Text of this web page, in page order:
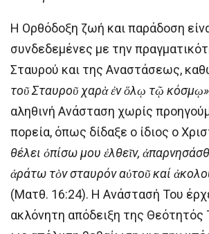
Η Ορθόδοξη ζωή και παράδοση
συνδεδεμένες με την
Σταυρού και της Αναστάσεως,
τοῦ Σταυροῦ χαρὰ ἐν ὅλῳ τῷ κόσμῳ»
αληθινή Ανάσταση χωρίς
πορεία, όπως δίδαξε ο ίδιος ο
θέλει ὀπίσω μου ἐλθεῖν,
ἀράτω τὸν σταυρόν αὐτοῦ καί
(Ματθ. 16:24). Η Ανάστασή Του
ακλόνητη απόδειξη της Θεότητός